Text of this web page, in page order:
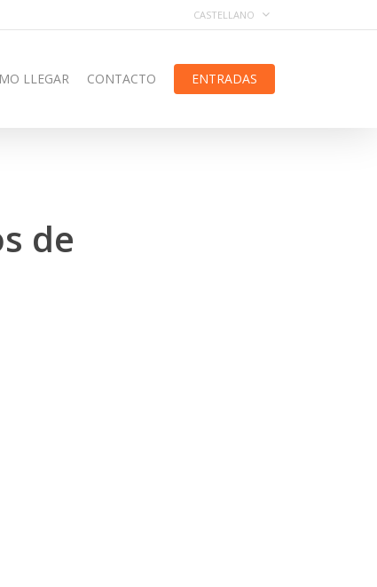
CASTELLANO
LLEGAR CONTACTO ENTRADAS
de